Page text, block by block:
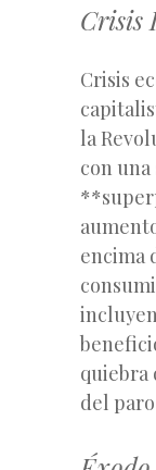
Crisis
Crisis
la
con
encima
quiebra
del